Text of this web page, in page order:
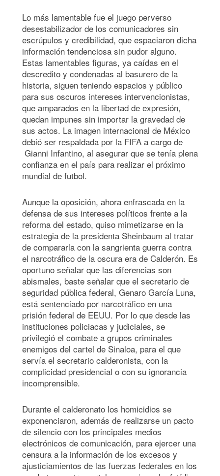
Lo más lamentable fue el juego perverso
desestabilizador de los comunicadores sin
escrúpulos y credibilidad, que espaciaron dicha
información tendenciosa sin pudor alguno.
Estas lamentables figuras, ya caídas en el
descredito y condenadas al basurero de la
historia, siguen teniendo espacios y público
para sus oscuros intereses intervencionistas,
que amparados en la libertad de expresión,
quedan impunes sin importar la gravedad de
sus actos. La imagen internacional de México
debió ser respaldada por la FIFA a cargo de
Gianni Infantino, al asegurar que se tenía plena
confianza en el país para realizar el próximo
mundial de futbol.
Aunque la oposición, ahora enfrascada en la
defensa de sus intereses políticos frente a la
reforma del estado, quiso mimetizarse en la
estrategia de la presidenta Sheinbaum al tratar
de compararla con la sangrienta guerra contra
el narcotráfico de la oscura era de Calderón. Es
oportuno señalar que las diferencias son
abismales, baste señalar que el secretario de
seguridad pública federal, Genaro García Luna,
está sentenciado por narcotráfico en una
prisión federal de EEUU. Por lo que desde las
instituciones policiacas y judiciales, se
privilegió el combate a grupos criminales
enemigos del cartel de Sinaloa, para el que
servía el secretario calderonista, con la
complicidad presidencial o con su ignorancia
incomprensible.
Durante el calderonato los homicidios se
exponenciaron, además de realizarse un pacto
de silencio con los principales medios
electrónicos de comunicación, para ejercer una
censura a la información de los excesos y
ajusticiamientos de las fuerzas federales en los